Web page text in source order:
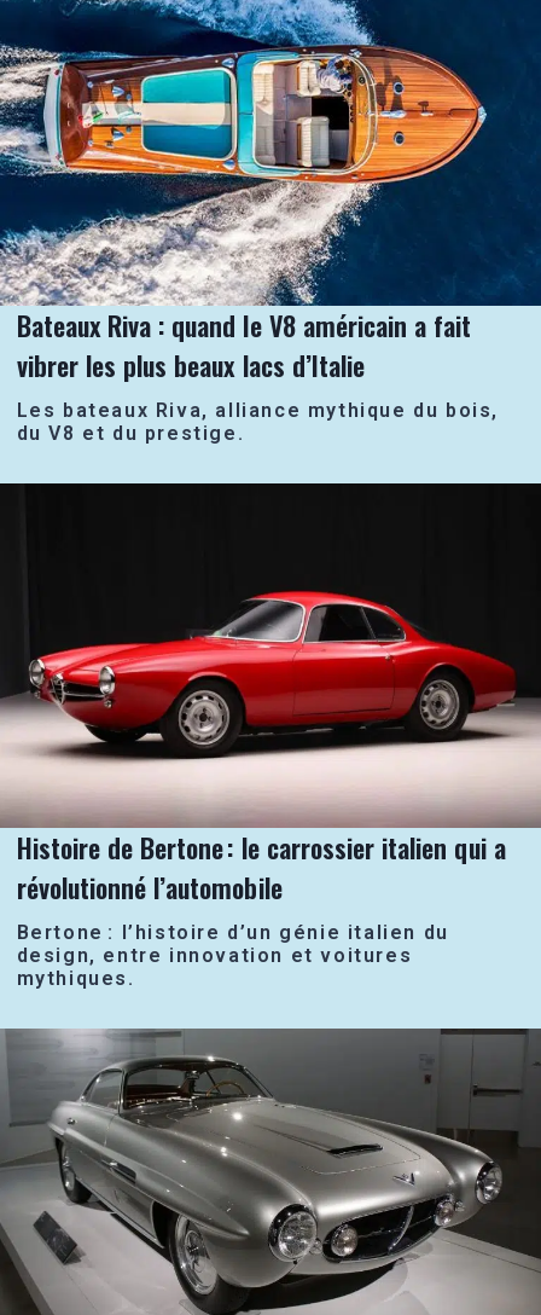
Bateaux Riva : quand le V8 américain a fait
vibrer les plus beaux lacs d’Italie
Les bateaux Riva, alliance mythique du bois,
du V8 et du prestige.
Histoire de Bertone : le carrossier italien qui a
révolutionné l’automobile
Bertone : l’histoire d’un génie italien du
design, entre innovation et voitures
mythiques.